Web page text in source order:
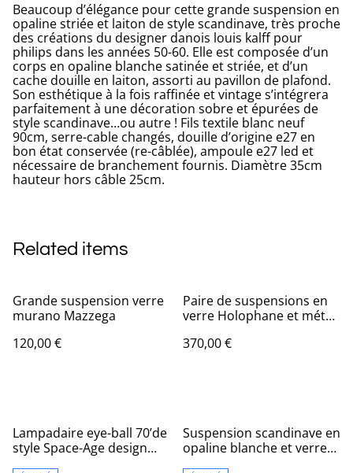
Beaucoup d’élégance pour cette grande suspension en
opaline striée et laiton de style scandinave, très proche
des créations du designer danois louis kalff pour
philips dans les années 50-60. Elle est composée d’un
corps en opaline blanche satinée et striée, et d’un
cache douille en laiton, assorti au pavillon de plafond.
Son esthétique à la fois raffinée et vintage s’intégrera
parfaitement à une décoration sobre et épurées de
style scandinave…ou autre ! Fils textile blanc neuf
90cm, serre-cable changés, douille d’origine e27 en
bon état conservée (re-câblée), ampoule e27 led et
nécessaire de branchement fournis. Diamètre 35cm
hauteur hors câble 25cm.
Related items
Grande suspension verre
murano Mazzega
120,00 €
Paire de suspensions en
verre Holophane et métal
370,00 €
Lampadaire eye-ball 70’de
style Space-Age design
Suspension scandinave en
opaline blanche et verre